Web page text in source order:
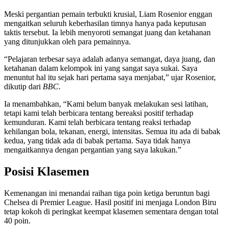
Meski pergantian pemain terbukti krusial, Liam Rosenior enggan
mengaitkan seluruh keberhasilan timnya hanya pada keputusan
taktis tersebut. Ia lebih menyoroti semangat juang dan ketahanan
yang ditunjukkan oleh para pemainnya.
“Pelajaran terbesar saya adalah adanya semangat, daya juang, dan
ketahanan dalam kelompok ini yang sangat saya sukai. Saya
menuntut hal itu sejak hari pertama saya menjabat,” ujar Rosenior,
dikutip dari BBC.
Ia menambahkan, “Kami belum banyak melakukan sesi latihan,
tetapi kami telah berbicara tentang bereaksi positif terhadap
kemunduran. Kami telah berbicara tentang reaksi terhadap
kehilangan bola, tekanan, energi, intensitas. Semua itu ada di babak
kedua, yang tidak ada di babak pertama. Saya tidak hanya
mengaitkannya dengan pergantian yang saya lakukan.”
Posisi Klasemen
Kemenangan ini menandai raihan tiga poin ketiga beruntun bagi
Chelsea di Premier League. Hasil positif ini menjaga London Biru
tetap kokoh di peringkat keempat klasemen sementara dengan total
40 poin.